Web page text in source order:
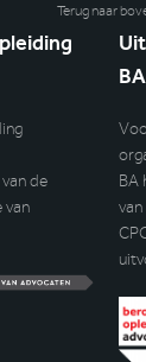
Terug naar
de
van
BA
BA